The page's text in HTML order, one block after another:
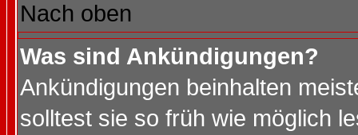
Nach oben
Was sind Ankündigungen?
Ankündigungen beinhalten
solltest sie so früh wie möglich